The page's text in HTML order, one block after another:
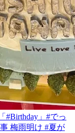
#Birthday」#でっ
梅雨明け #夏が